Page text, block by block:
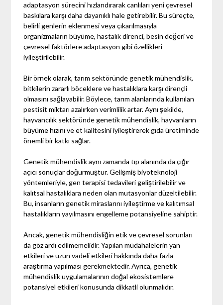
adaptasyon sürecini hızlandırarak canlıları yeni çevresel
baskılara karşı daha dayanıklı hale getirebilir. Bu süreçte,
belirli genlerin eklenmesi veya çıkarılmasıyla
organizmaların büyüme, hastalık direnci, besin değeri ve
çevresel faktörlere adaptasyon gibi özellikleri
iyileştirilebilir.
Bir örnek olarak, tarım sektöründe genetik mühendislik,
bitkilerin zararlı böceklere ve hastalıklara karşı dirençli
olmasını sağlayabilir. Böylece, tarım alanlarında kullanılan
pestisit miktarı azalırken verimlilik artar. Aynı şekilde,
hayvancılık sektöründe genetik mühendislik, hayvanların
büyüme hızını ve et kalitesini iyileştirerek gıda üretiminde
önemli bir katkı sağlar.
Genetik mühendislik aynı zamanda tıp alanında da çığır
açıcı sonuçlar doğurmuştur. Gelişmiş biyoteknoloji
yöntemleriyle, gen terapisi tedavileri geliştirilebilir ve
kalıtsal hastalıklara neden olan mutasyonlar düzeltilebilir.
Bu, insanların genetik miraslarını iyileştirme ve kalıtımsal
hastalıkların yayılmasını engelleme potansiyeline sahiptir.
Ancak, genetik mühendisliğin etik ve çevresel sorunları
da göz ardı edilmemelidir. Yapılan müdahalelerin yan
etkileri ve uzun vadeli etkileri hakkında daha fazla
araştırma yapılması gerekmektedir. Ayrıca, genetik
mühendislik uygulamalarının doğal ekosistemlere
potansiyel etkileri konusunda dikkatli olunmalıdır.